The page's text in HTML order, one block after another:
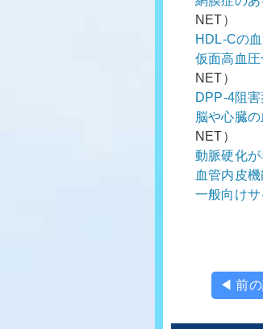
NET）
HDL-Cの
仮面高血
NET）
DPP-4阻
脳や心臓
NET）
動脈硬化
血管内皮
一般向け
◀ 前